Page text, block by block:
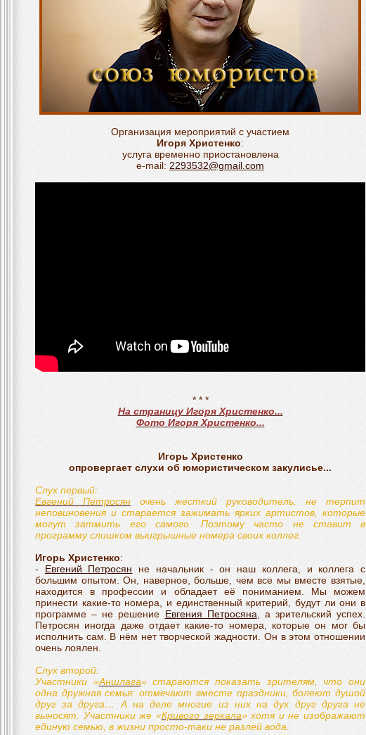
Организация мероприятий с участием
Игоря Христенко:
услуга временно приостановлена
e-mail: 2293532@gmail.com
* * *
На страницу Игоря Христенко...
Фото Игоря Христенко...
Игорь Христенко
опровергает слухи об юмористическом закулисье...
Слух первый:
Евгений Петросян очень жесткий руководитель, не терпит
неповиновения и старается зажимать ярких артистов, которые
могут затмить его самого. Поэтому часто не ставит в
программу слишком выигрышные номера своих коллег.
Игорь Христенко:
- Евгений Петросян не начальник - он наш коллега, и коллега с
большим опытом. Он, наверное, больше, чем все мы вместе взятые,
находится в профессии и обладает её пониманием. Мы можем
принести какие-то номера, и единственный критерий, будут ли они в
программе – не решение Евгения Петросяна , а зрительский успех.
Петросян иногда даже отдает какие-то номера, которые он мог бы
исполнить сам. В нём нет творческой жадности. Он в этом отношении
очень лоялен.
Слух второй:
Участники «Аншлага» стараются показать зрителям, что они
одна дружная семья: отмечают вместе праздники, болеют душой
друг за друга… А на деле многие из них на дух друг друга не
выносят. Участники же «Кривого зеркала» хотя и не изображают
единую семью, в жизни просто-таки не разлей вода.